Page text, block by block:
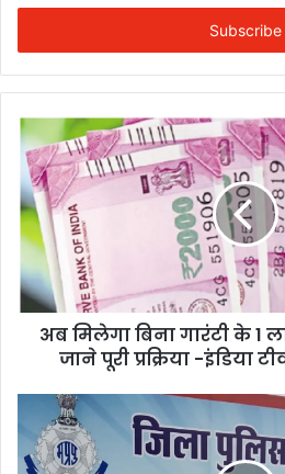
Email
अब मिलेगा बिना गारंटी के 1
जाने पूरी प्रक्रिया -इंडिया